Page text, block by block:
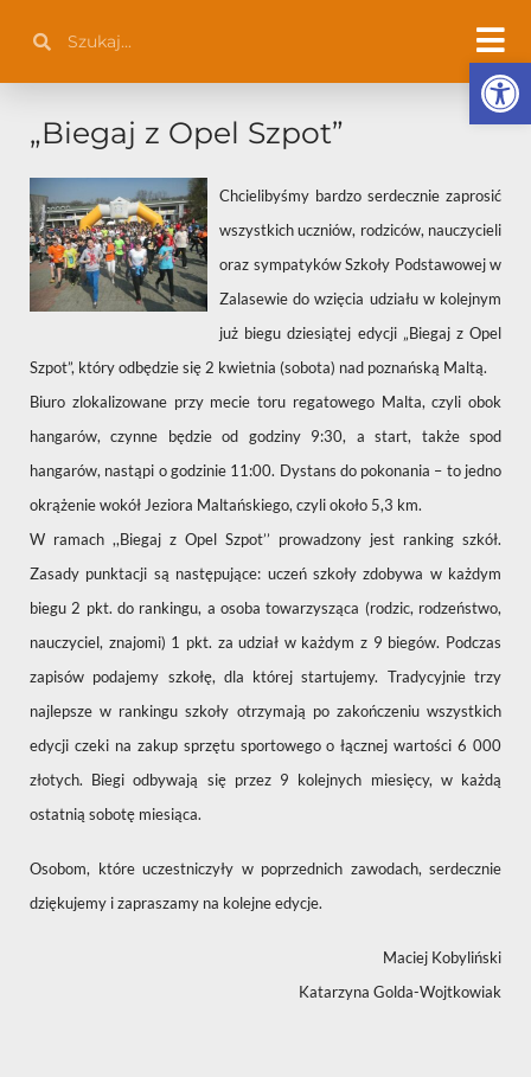
treści
„Biegaj z Opel Szpot”
Chcielibyśmy bardzo serdecznie zaprosić
wszystkich uczniów, rodziców, nauczycieli
oraz sympatyków Szkoły Podstawowej w
Zalasewie do wzięcia udziału w kolejnym
już biegu dziesiątej edycji „Biegaj z Opel
Szpot”, który odbędzie się 2 kwietnia (sobota) nad poznańską Maltą.
Biuro zlokalizowane przy mecie toru regatowego Malta, czyli obok
hangarów, czynne będzie od godziny 9:30, a start, także spod
hangarów, nastąpi o godzinie 11:00. Dystans do pokonania – to jedno
okrążenie wokół Jeziora Maltańskiego, czyli około 5,3 km.
W ramach ,,Biegaj z Opel Szpot’’ prowadzony jest ranking szkół.
Zasady punktacji są następujące: uczeń szkoły zdobywa w każdym
biegu 2 pkt. do rankingu, a osoba towarzysząca (rodzic, rodzeństwo,
nauczyciel, znajomi) 1 pkt. za udział w każdym z 9 biegów. Podczas
zapisów podajemy szkołę, dla której startujemy. Tradycyjnie trzy
najlepsze w rankingu szkoły otrzymają po zakończeniu wszystkich
edycji czeki na zakup sprzętu sportowego o łącznej wartości 6 000
złotych. Biegi odbywają się przez 9 kolejnych miesięcy, w każdą
ostatnią sobotę miesiąca.
Osobom, które uczestniczyły w poprzednich zawodach, serdecznie
dziękujemy i zapraszamy na kolejne edycje.
Maciej Kobyliński
Katarzyna Golda-Wojtkowiak